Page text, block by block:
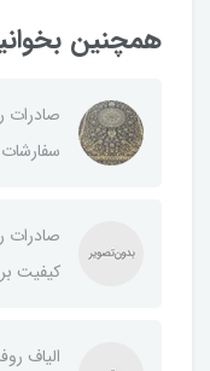
همچنین
صادرات
صادرات
کیفیت
الیاف